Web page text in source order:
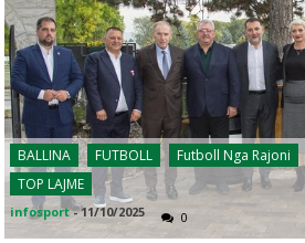
BALLINA FUTBOLL Futboll Nga Rajoni
TOP LAJME
infosport -11/10/2025 0